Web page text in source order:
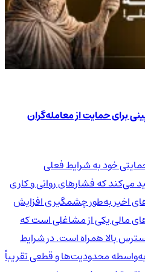
برای حمایت از معامله‌گران
خود به شرایط فعلی
می‌کند که فشارهای روانی و کاری
اخیر به‌طور چشمگیری افزایش
مالی یکی از مشاغلی است که
بالا همراه است. در شرایط
محدودیت‌ها و قطعی تقریباً